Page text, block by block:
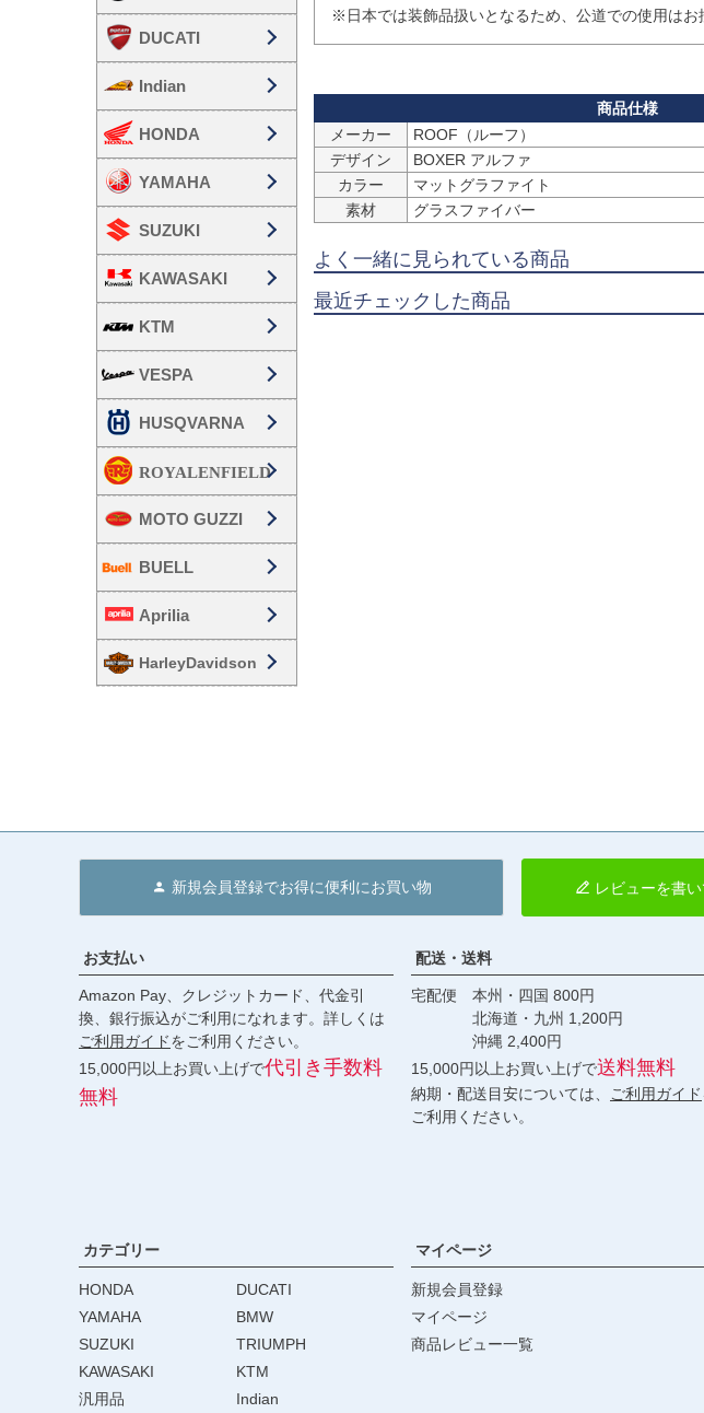
DUCATI
Indian
HONDA
YAMAHA
SUZUKI
KAWASAKI
KTM
VESPA
HUSQVARNA
MOTO GUZZI
BUELL
Aprilia
HarleyDavidson
※日本では装飾品扱いとなるため、公道での使用はお
メーカー
ROOF（ルーフ）
デザイン
BOXER アルファ
カラー
マットグラファイト
素材
グラスファイバー
よく一緒に見られている商品
最近チェックした商品
新規会員登録でお得に便利にお買い物 レビューを書い
お支払い
Amazon Pay、クレジットカード、代金引
換、銀行振込がご利用になれます。詳しくは
ご利用ガイドをご利用ください。
15,000円以上お買い上げで代引き手数料
無料
配送・送料
宅配便 本州・四国 800円
北海道・九州 1,200円
沖縄 2,400円
15,000円以上お買い上げで送料無料
納期・配送目安については、 ご利用ガイド
ご利用ください。
カテゴリー
HONDA
YAMAHA
SUZUKI
KAWASAKI
汎用品
DUCATI
BMW
TRIUMPH
KTM
Indian
マイページ
新規会員登録
マイページ
商品レビュー一覧